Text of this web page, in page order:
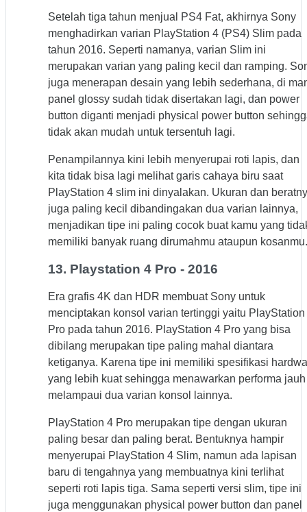
Setelah tiga tahun menjual PS4 Fat, akhirnya Sony
menghadirkan varian PlayStation 4 (PS4) Slim pada
tahun 2016. Seperti namanya, varian Slim ini
merupakan varian yang paling kecil dan ramping.
juga menerapan desain yang lebih sederhana, di
panel glossy sudah tidak disertakan lagi, dan power
button diganti menjadi physical power button
tidak akan mudah untuk tersentuh lagi.
Penampilannya kini lebih menyerupai roti lapis, dan
kita tidak bisa lagi melihat garis cahaya biru saat
PlayStation 4 slim ini dinyalakan. Ukuran dan
juga paling kecil dibandingakan dua varian lainnya,
menjadikan tipe ini paling cocok buat kamu yang
memiliki banyak ruang dirumahmu ataupun kosanmu.
13. Playstation 4 Pro - 2016
Era grafis 4K dan HDR membuat Sony untuk
menciptakan konsol varian tertinggi yaitu PlayStation
Pro pada tahun 2016. PlayStation 4 Pro yang bisa
dibilang merupakan tipe paling mahal diantara
ketiganya. Karena tipe ini memiliki spesifikasi
yang lebih kuat sehingga menawarkan performa jauh
melampaui dua varian konsol lainnya.
PlayStation 4 Pro merupakan tipe dengan ukuran
paling besar dan paling berat. Bentuknya hampir
menyerupai PlayStation 4 Slim, namun ada lapisan
baru di tengahnya yang membuatnya kini terlihat
seperti roti lapis tiga. Sama seperti versi slim, tipe ini
juga menggunakan physical power button dan panel